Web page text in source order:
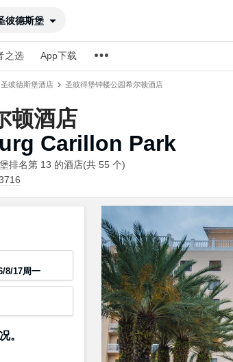
彼德斯堡
之选 App下载
圣彼德斯堡酒店 圣彼得堡钟楼公园希尔顿酒店
顿酒店
Carillon Park
排名第 13 的酒店(共 55 个)
/8/17周一
。